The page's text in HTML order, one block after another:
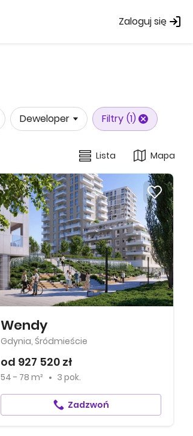
Zaloguj się
Deweloper Filtry (1)
Lista Mapa
Wendy
Gdynia, Śródmieście
od 927 520 zł
54 - 78 m² 3 pok.
Zadzwoń